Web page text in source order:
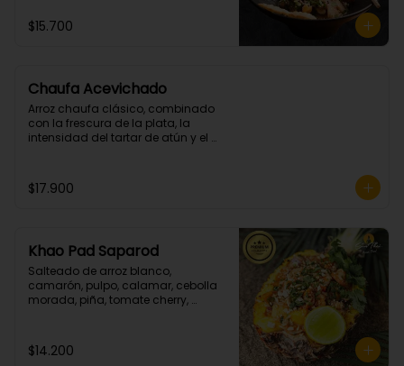
(Picante bajo)
$15.700
Chaufa Acevichado
Arroz chaufa clásico, combinado
con la frescura de la plata, la
intensidad del tartar de atún y el
$17.900
Khao Pad Saparod
Salteado de arroz blanco,
camarón, pulpo, calamar, cebolla
morada, piña, tomate cherry,
teriyaki. (Picante bajo)
Importante: Este platillo se envía en
$14.200